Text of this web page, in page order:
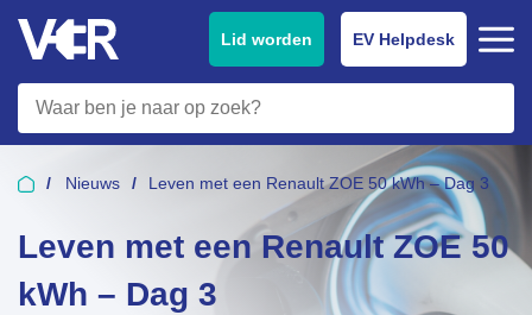
Lid worden EV Helpdesk
Nieuws Leven met een Renault ZOE 50 kWh – Dag 3
Leven met een Renault ZOE 50
kWh – Dag 3